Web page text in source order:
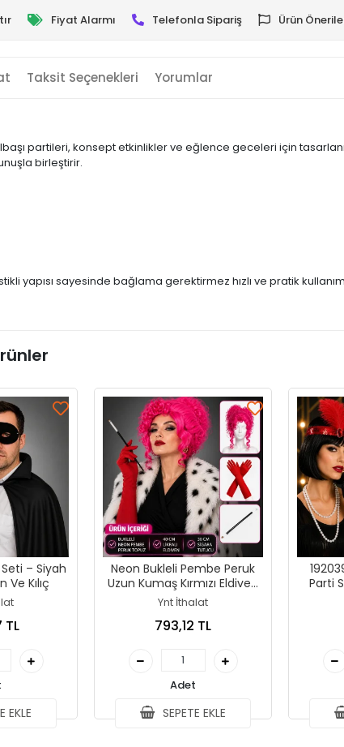
Fiyat Alarmı Telefonla Sipariş Ürün
Taksit Seçenekleri Yorumlar
partileri, konsept etkinlikler ve eğlence geceleri için
birleştirir.
yapısı sayesinde bağlama gerektirmez hızlı ve pratik
– Siyah
Ve Kılıç
TL
EKLE
Neon Bukleli Pembe Peruk
Uzun Kumaş Kırmızı Eldiven
Ve Tutucu Seti (3 Parça)
Ynt İthalat
793,12 TL
Adet
SEPETE EKLE
Parti